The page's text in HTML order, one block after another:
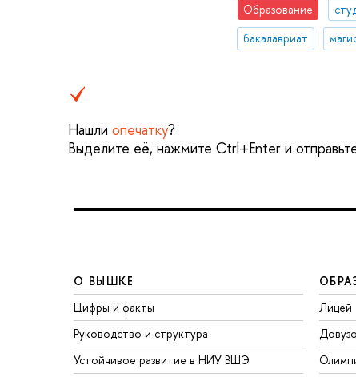
Образование
бакалавриат
Нашли опечатку?
Выделите её, нажмите Ctrl+Enter и
О ВЫШКЕ
Цифры и факты
Руководство и структура
Устойчивое развитие в НИУ ВШЭ
Лицей